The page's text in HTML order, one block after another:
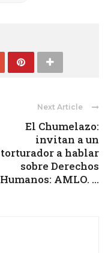
Next Article
El Chumelazo:
invitan a un
torturador a hablar
sobre Derechos
Humanos: AMLO. ...